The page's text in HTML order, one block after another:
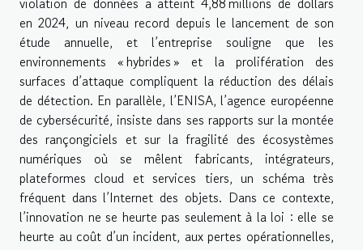
en 2024, un niveau record depuis le lancement de son
étude annuelle, et l’entreprise souligne que les
environnements « hybrides » et la prolifération des
surfaces d’attaque compliquent la réduction des délais
de détection. En parallèle, l’ENISA, l’agence européenne
de cybersécurité, insiste dans ses rapports sur la montée
des rançongiciels et sur la fragilité des écosystèmes
numériques où se mêlent fabricants, intégrateurs,
plateformes cloud et services tiers, un schéma très
fréquent dans l’Internet des objets. Dans ce contexte,
l’innovation ne se heurte pas seulement à la loi : elle se
heurte au coût d’un incident, aux pertes opérationnelles,